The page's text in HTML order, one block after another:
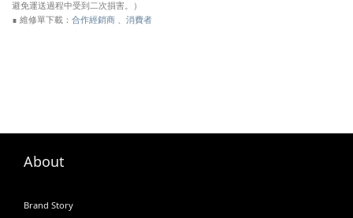
避免運送過程中受到二次損害。）
∎ 維修單下載： 合作經銷商 、 消費者
About
Brand Story